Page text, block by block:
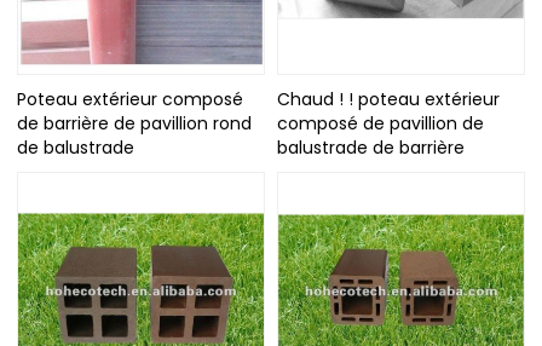
Poteau extérieur composé
de barrière de pavillion rond
de balustrade
Chaud ! ! poteau extérieur
composé de pavillion de
balustrade de barrière